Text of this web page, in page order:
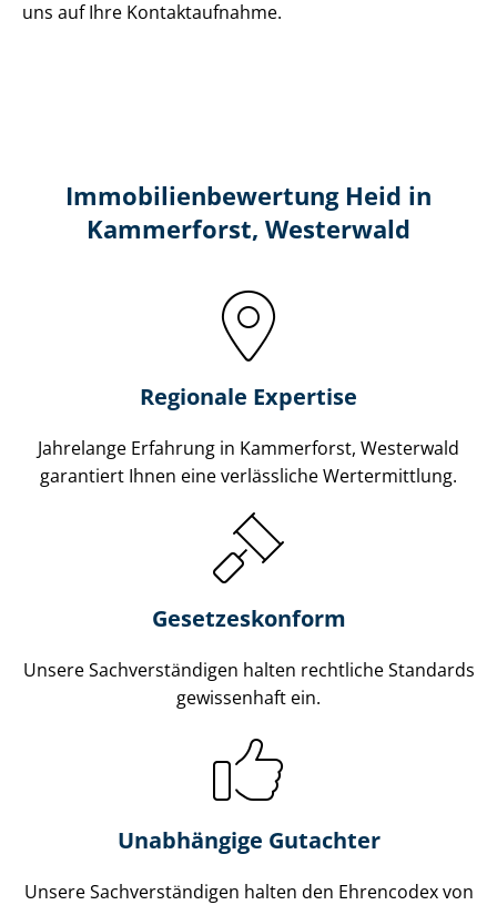
uns auf Ihre Kontaktaufnahme.
Immobilien­bewertung Heid in
Kammerforst, Westerwald
Regionale Expertise
Jahrelange Erfahrung in Kammerforst, Westerwald
garantiert Ihnen eine verlässliche Wertermittlung.
Gesetzes­konform
Unsere Sach­ver­stän­di­gen halten rechtliche Standards
gewissenhaft ein.
Unabhängige Gutachter
Unsere Sach­ver­stän­di­gen halten den Ehrencodex von